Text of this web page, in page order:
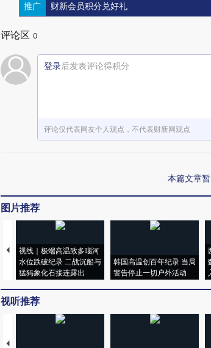
推广 财新会员积分兑好礼
评论区 0
登录后发表评论得积分
评论仅代表网友个人观点，不代表财新网观点
本篇文章
图片推荐
视线｜极端高温致多瑙河
水位跌破纪录 二战沉船与
猛犸象化石接连露出
韩国高温创百年纪录 当局
警告停止一切户外活动
视听推荐